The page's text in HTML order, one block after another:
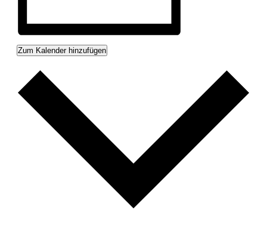
Zum Kalender hinzufügen